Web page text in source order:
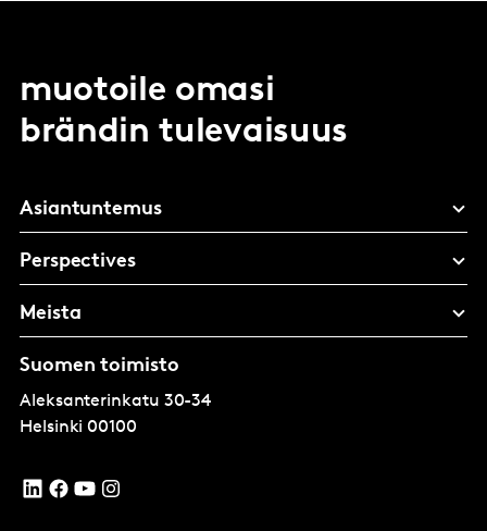
muotoile omasi
brändin tulevaisuus
Asiantuntemus
Perspectives
Meista
Suomen toimisto
Aleksanterinkatu 30-34
Helsinki 00100